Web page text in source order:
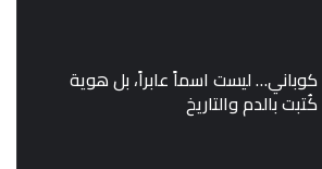
كوباني… ليست اسماً عابراً، بل هوية
كُتبت بالدم والتاريخ